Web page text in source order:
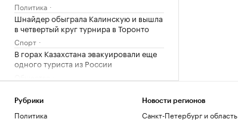
Политика
Шнайдер обыграла Калинскую и вышла
в четвертый круг турнира в Торонто
Спорт
В горах Казахстана эвакуировали еще
одного туриста из России
после мощного циклона
Общество
Рубрики
Политика
Новости регионов
Санкт-Петербург и область